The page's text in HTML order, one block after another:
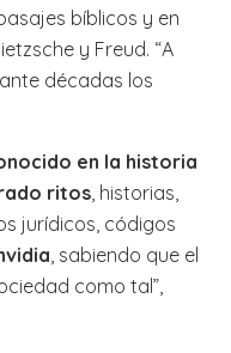
bíblicos y en
y Freud. “A
décadas los
en la historia
ritos , historias,
jurídicos, códigos
, sabiendo que el
como tal”,